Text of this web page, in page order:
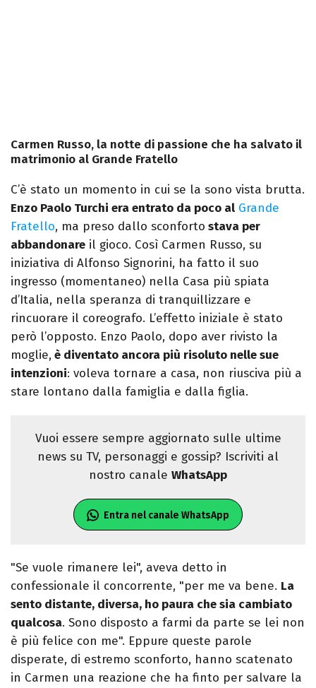
Carmen Russo, la notte di passione che ha salvato il
matrimonio al Grande Fratello
C’è stato un momento in cui se la sono vista brutta.
Enzo Paolo Turchi era entrato da poco al Grande
Fratello, ma preso dallo sconforto stava per
abbandonare il gioco. Così Carmen Russo, su
iniziativa di Alfonso Signorini, ha fatto il suo
ingresso (momentaneo) nella Casa più spiata
d’Italia, nella speranza di tranquillizzare e
rincuorare il coreografo. L’effetto iniziale è stato
però l’opposto. Enzo Paolo, dopo aver rivisto la
moglie, è diventato ancora più risoluto nelle sue
intenzioni: voleva tornare a casa, non riusciva più a
stare lontano dalla famiglia e dalla figlia.
Vuoi essere sempre aggiornato sulle ultime
news su TV, personaggi e gossip? Iscriviti al
nostro canale WhatsApp
Entra nel canale WhatsApp
"Se vuole rimanere lei", aveva detto in
confessionale il concorrente, "per me va bene. La
sento distante, diversa, ho paura che sia cambiato
qualcosa. Sono disposto a farmi da parte se lei non
è più felice con me". Eppure queste parole
disperate, di estremo sconforto, hanno scatenato
in Carmen una reazione che ha finto per salvare la